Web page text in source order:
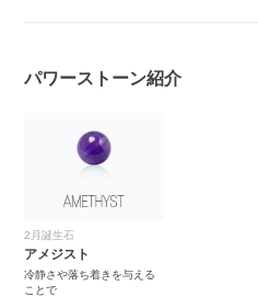
パワーストーン紹介
2月誕生石
アメジスト
冷静さや落ち着きを与える
ことで